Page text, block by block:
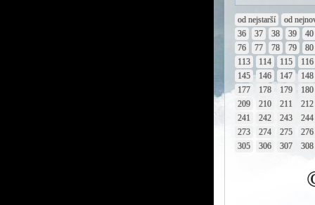
od nejstarší
od
36
37 38 39
40
76
77 78 79
80
113
114 115
116
145
146 147
148
177
178 179
180
209
210 211
212
241
242 243
244
273
274 275
276
305
306 307 308